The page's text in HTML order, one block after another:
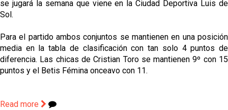
Análisis I Quién es y cómo juega Fran González
Miguel Sierra: La temporada pasada se vio
reflejado que podemos tirar para delante y
trabajamos con ilusión
se jugará la semana que viene en la Ciudad Deportiva Luis de
Sol.
Para el partido ambos conjuntos se mantienen en una posición
media en la tabla de clasificación con tan solo 4 puntos de
diferencia. Las chicas de Cristian Toro se mantienen 9º con 15
puntos y el Betis Fémina onceavo con 11.
Read more